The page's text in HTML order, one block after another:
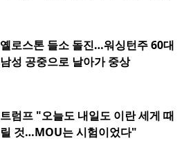
옐로스톤 들소 돌진…워싱턴주 60대
남성 공중으로 날아가 중상
트럼프 "오늘도 내일도 이란 세게 때
릴 것…MOU는 시험이었다"